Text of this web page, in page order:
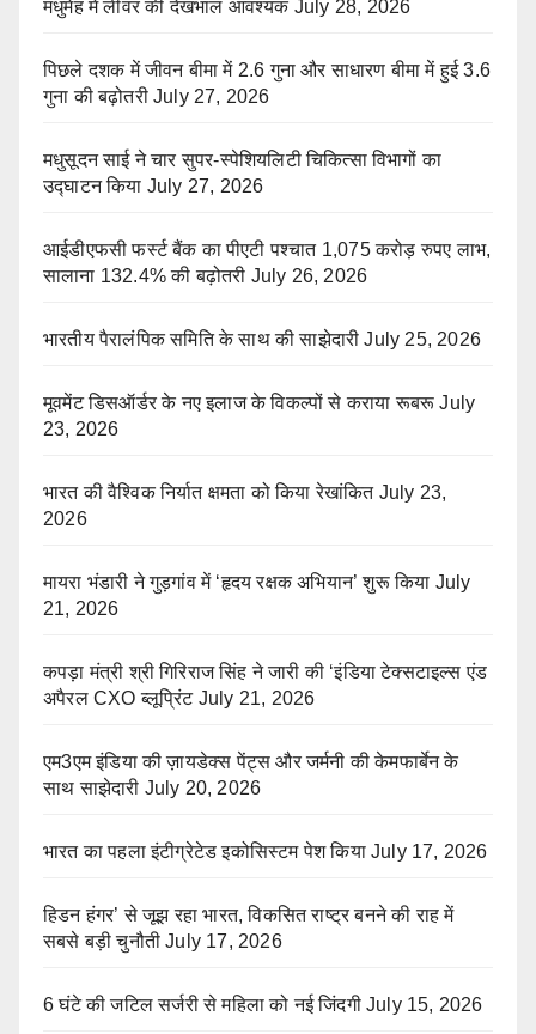
मधुमेह में लीवर की देखभाल आवश्यक July 28, 2026
पिछले दशक में जीवन बीमा में 2.6 गुना और साधारण बीमा में हुई 3.6
गुना की बढ़ोतरी July 27, 2026
मधुसूदन साई ने चार सुपर-स्पेशियलिटी चिकित्सा विभागों का
उद्घाटन किया July 27, 2026
आईडीएफसी फर्स्ट बैंक का पीएटी पश्चात 1,075 करोड़ रुपए लाभ,
सालाना 132.4% की बढ़ोतरी July 26, 2026
भारतीय पैरालंपिक समिति के साथ की साझेदारी July 25, 2026
मूवमेंट डिसऑर्डर के नए इलाज के विकल्पों से कराया रूबरू July
23, 2026
भारत की वैश्विक निर्यात क्षमता को किया रेखांकित July 23,
2026
मायरा भंडारी ने गुड़गांव में ‘हृदय रक्षक अभियान’ शुरू किया July
21, 2026
कपड़ा मंत्री श्री गिरिराज सिंह ने जारी की ‘इंडिया टेक्सटाइल्स एंड
अपैरल CXO ब्लूप्रिंट July 21, 2026
एम3एम इंडिया की ज़ायडेक्स पेंट्स और जर्मनी की केमफार्बेन के
साथ साझेदारी July 20, 2026
भारत का पहला इंटीग्रेटेड इकोसिस्टम पेश किया July 17, 2026
हिडन हंगर’ से जूझ रहा भारत, विकसित राष्ट्र बनने की राह में
सबसे बड़ी चुनौती July 17, 2026
6 घंटे की जटिल सर्जरी से महिला को नई जिंदगी July 15, 2026